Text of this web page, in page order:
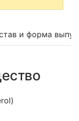
и форма